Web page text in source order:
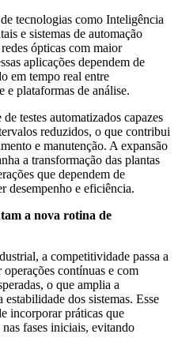
tecnologias como Inteligência
e sistemas de automação
ópticas com maior
aplicações dependem de
em tempo real entre
e plataformas de análise.
testes automatizados capazes
reduzidos, o que contribui
e manutenção. A expansão
a transformação das plantas
que dependem de
desempenho e eficiência.
a nova rotina de
a competitividade passa a
contínuas e com
o que amplia a
dos sistemas. Esse
incorporar práticas que
fases iniciais, evitando